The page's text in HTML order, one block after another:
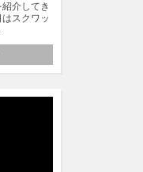
介してき
スクワッ